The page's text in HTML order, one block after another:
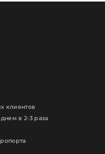
клиентов
в 2-3 раза